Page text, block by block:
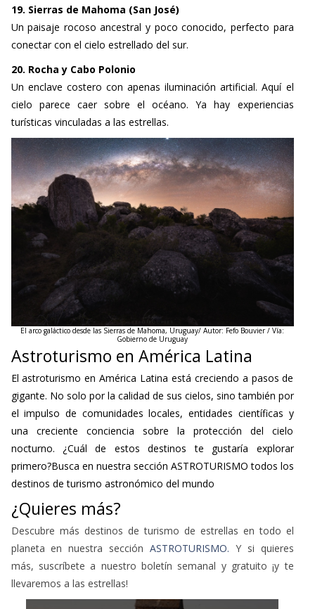
19. Sierras de Mahoma (San José)
Un paisaje rocoso ancestral y poco conocido, perfecto para
conectar con el cielo estrellado del sur.
20. Rocha y Cabo Polonio
Un enclave costero con apenas iluminación artificial. Aquí el
cielo parece caer sobre el océano. Ya hay experiencias
turísticas vinculadas a las estrellas.
El arco galáctico desde las Sierras de Mahoma, Uruguay/ Autor: Fefo Bouvier / Vía:
Gobierno de Uruguay
Astroturismo en América Latina
El astroturismo en América Latina está creciendo a pasos de
gigante. No solo por la calidad de sus cielos, sino también por
el impulso de comunidades locales, entidades científicas y
una creciente conciencia sobre la protección del cielo
nocturno. ¿Cuál de estos destinos te gustaría explorar
primero?Busca en nuestra sección ASTROTURISMO todos los
destinos de turismo astronómico del mundo
¿Quieres más?
Descubre más destinos de turismo de estrellas en todo el
planeta en nuestra sección ASTROTURISMO. Y si quieres
más, suscríbete a nuestro boletín semanal y gratuito ¡y te
llevaremos a las estrellas!